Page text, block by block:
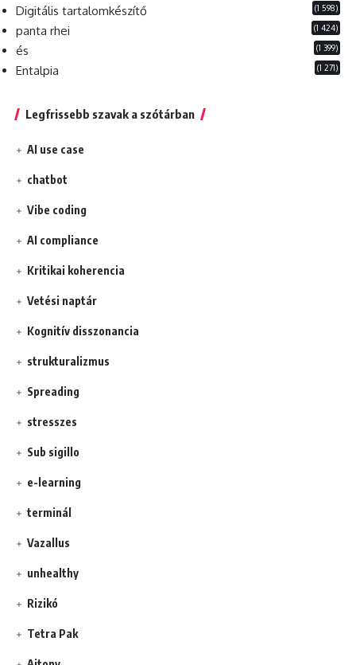
Digitális tartalomkészítő (1 598)
panta rhei (1 424)
és (1 399)
Entalpia (1 271)
Legfrissebb szavak a szótárban
AI use case
chatbot
Vibe coding
AI compliance
Kritikai koherencia
Vetési naptár
Kognitív disszonancia
strukturalizmus
Spreading
stresszes
Sub sigillo
e-learning
terminál
Vazallus
unhealthy
Rizikó
Tetra Pak